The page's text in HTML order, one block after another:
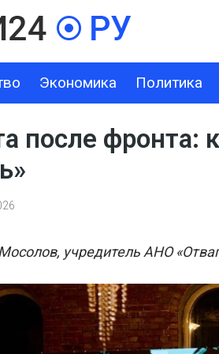
Экономика Политика
ПОЛИТИКА ШОУ-БИЗНЕС
после фронта:
учредитель АНО